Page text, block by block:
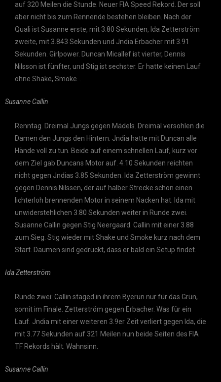
auf 320 Meilen die Stunde. Neuer FIA Speed Rekord. Der soll
aber nicht bis zum Rennende bestehen bleiben. Nach der
Quali ist Susanne erste, mit 3.80 Sekunden, Ida Zetterström
zweite, mit 3.843 Sekunden und Jndia Erbacher mit 3.91
Sekunden. Girlpower. Duncan Micallef ist vierter, Dennis
Nilsson ist fünfter, und Stig ist sechster. Er hatte keinen Lauf
ohne Shake, Smoke…
Susanne Callin
Renntag. Dreimal Jungs gegen Mädels. Dreimal versohlen die
Damen den Jungs den Hintern. Jndia hatte mit Duncan alle
Hände voll zu tun. Beide auf einem schnellen Lauf, kurz vor
dem Ziel gab Duncans Motor auf. 4.10 Sekunden reichten
nicht gegen Jndias 3.85 Sekunden. Ida Zetterström gewinnt
gegen Dennis Nilssen, der auf halber Strecke schon einen
lichterloh brennenden Motor in seinem Nacken hat. Ida mit
unwiderstehlichen 3.80 Sekunden weiter in Runde zwei.
Susanne Callin gegen Stig Neergaard. Callin mit einer 3.88
zum Sieg. Stig wieder mit Shake und Smoke kurz nach dem
Start. Daumen sind gedrückt, dass er bald ein Setup findet.
Ida Zetterström
Runde zwei: Callin staged in ihrem Byerun nur für das Grün,
somit im Finale. Zetterström gegen Erbacher. Was für ein
Lauf. Jndia mit einer weiteren 3.9er Zeit verliert gegen Ida, die
mit 3.77 Sekunden auf 321 Meilen nun beide Seiten des FIA
TF Rekords hält. Wahnsinn.
Susanne Callin